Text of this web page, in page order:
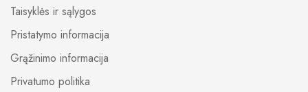
Taisyklės ir sąlygos
Pristatymo informacija
Grąžinimo informacija
Privatumo politika